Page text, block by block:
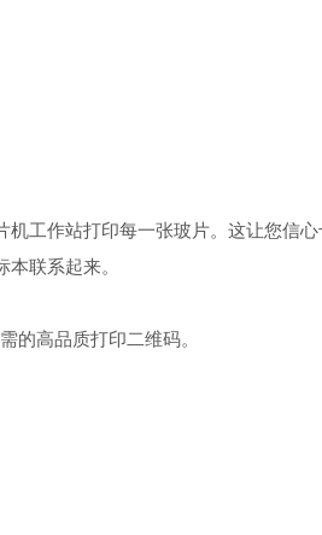
工作站打印每一张玻片。这让您信心
联系起来。
高品质打印二维码。